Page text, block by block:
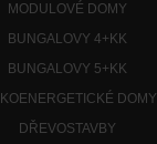
MODULOVÉ DOMY
BUNGALOVY 4+KK
BUNGALOVY 5+KK
DOMY
DŘEVOSTAVBY